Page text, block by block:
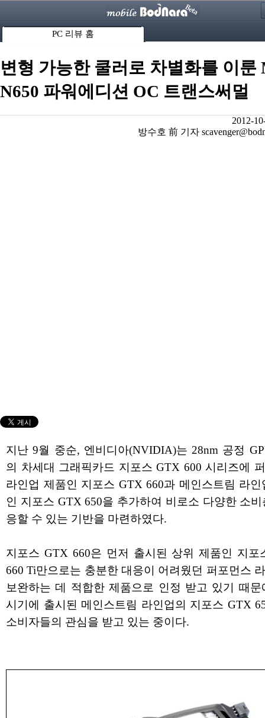
PC 리뷰 홈
변형 가능한 쿨러로 차별화를 이룬
N650 파워에디션 OC 트랜스써멀
2012-
방수호 前 기자
지난 9월 중순, 엔비디아(NVIDIA)는 28nm 공정
의 차세대 그래픽카드 지포스 GTX 600 시리즈에
라인업 제품인 지포스 GTX 660과 메인스트림 라인
인 지포스 GTX 650을 추가하여 비로소 다양한 소
응할 수 있는 기반을 마련하였다.
지포스 GTX 660은 먼저 출시된 상위 제품인 지포
660 Ti만으로는 충분한 대응이 어려웠던 퍼포먼스
보완하는 데 적합한 제품으로 인정 받고 있기 때문
시기에 출시된 메인스트림 라인업의 지포스 GTX
소비자들의 관심을 받고 있는 중이다.